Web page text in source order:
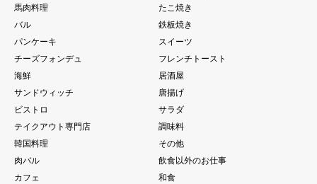
馬肉料理
たこ焼き
バル
鉄板焼き
パンケーキ
スイーツ
チーズフォンデュ
フレンチトースト
海鮮
居酒屋
サンドウィッチ
唐揚げ
ビストロ
サラダ
テイクアウト専門店
調味料
韓国料理
その他
肉バル
飲食以外のお仕事
カフェ
和食